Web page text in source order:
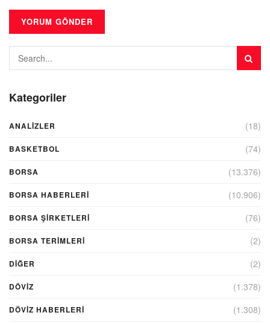
Kategoriler
ANALIZLER (18)
BASKETBOL (74)
BORSA (13.376)
BORSA HABERLERI (10.906)
BORSA ŞIRKETLERI (76)
BORSA TERIMLERI (2)
DIĞER (2)
DÖVİZ (1.378)
DÖVIZ HABERLERI (1.308)